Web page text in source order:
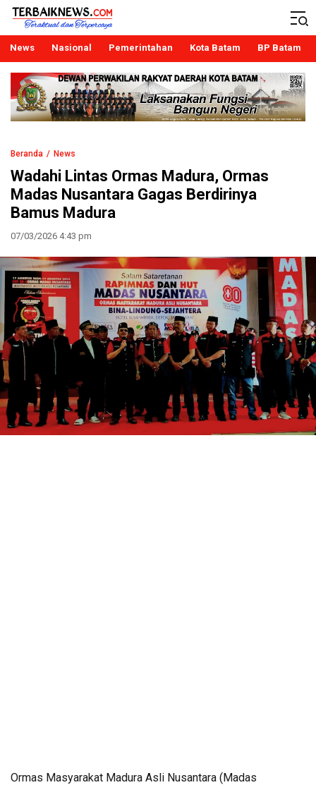
Terbaiknews
Teraktual dan Terpercaya
News Nasional Pemerintahan Kota Batam BP Batam
Beranda News
Wadahi Lintas Ormas Madura, Ormas
Madas Nusantara Gagas Berdirinya
Bamus Madura
07/03/2026 4:43 pm
Ormas Masyarakat Madura Asli Nusantara (Madas